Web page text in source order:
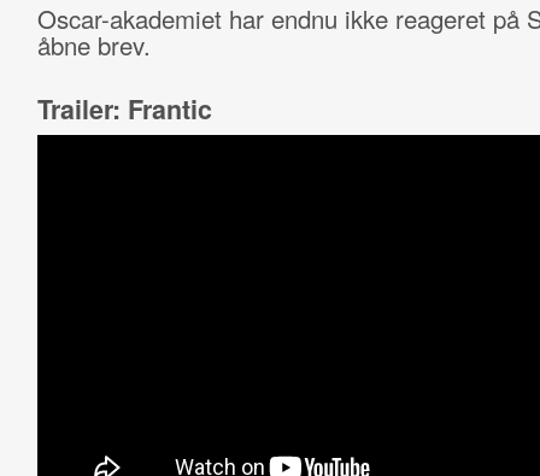
Oscar-akademiet har endnu ikke reageret på
åbne brev.
Trailer: Frantic